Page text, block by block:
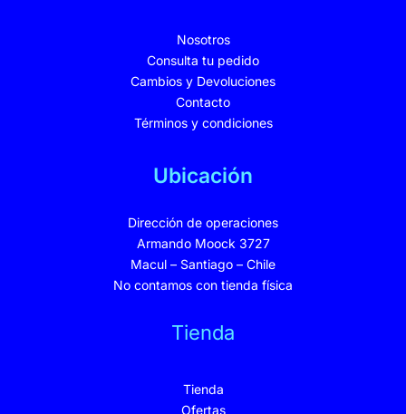
Nosotros
Consulta tu pedido
Cambios y Devoluciones
Contacto
Términos y condiciones
Ubicación
Dirección de operaciones
Armando Moock 3727
Macul – Santiago – Chile
No contamos con tienda física
Tienda
Tienda
Ofertas